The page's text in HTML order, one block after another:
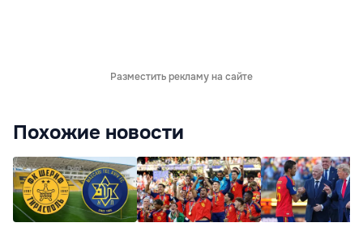
Разместить рекламу на сайте
Похожие новости